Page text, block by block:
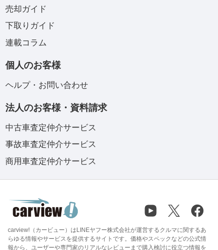
売却ガイド
下取りガイド
連載コラム
個人のお客様
ヘルプ・お問い合わせ
法人のお客様・資料請求
中古車査定仲介サービス
事故車査定仲介サービス
商用車査定仲介サービス
carview!（カービュー）はLINEヤフー株式会社が運営するクルマに関するあ
らゆる情報やサービスを提供するサイトです。価格やスペックなどの公式情
報から、ユーザーや専門家のリアルなレビューまで購入検討に役立つ情報を